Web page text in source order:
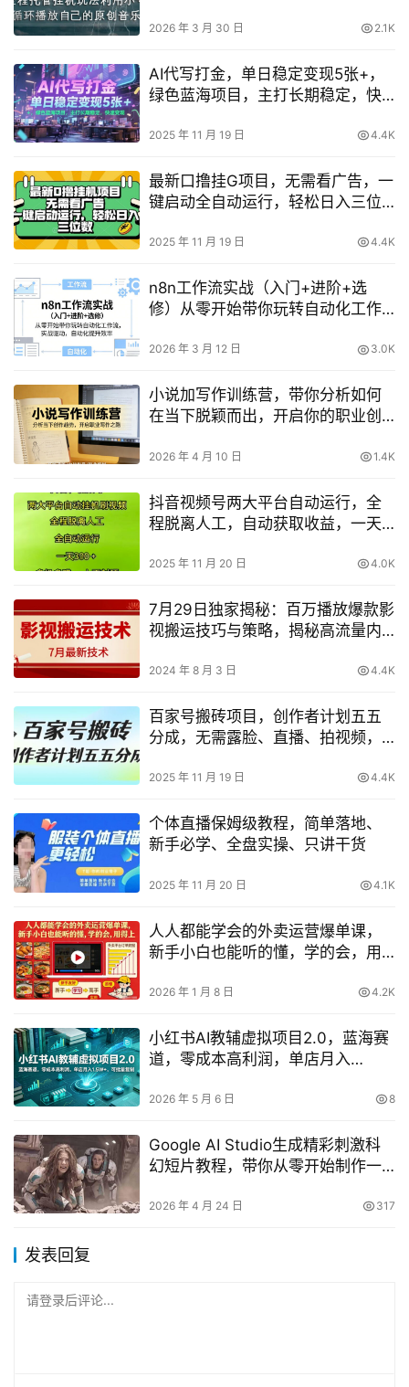
2026 年 3 月 30 日 2.1K
AI代写打金，单日稳定变现5张+，
绿色蓝海项目，主打长期稳定，快
2025 年 11 月 19 日 4.4K
最新口撸挂G项目，无需看广告，一
键启动全自动运行，轻松日入三位
2025 年 11 月 19 日 4.4K
n8n工作流实战（入门+进阶+选
修）从零开始带你玩转自动化工作
2026 年 3 月 12 日 3.0K
小说加写作训练营，带你分析如何
在当下脱颖而出，开启你的职业创
2026 年 4 月 10 日 1.4K
抖音视频号两大平台自动运行，全
程脱离人工，自动获取收益，一天3
2025 年 11 月 20 日 4.0K
7月29日独家揭秘：百万播放爆款影
视搬运技巧与策略，揭秘高流量内
2024 年 8 月 3 日 4.4K
百家号搬砖项目，创作者计划五五
分成，无需露脸、直播、拍视频，
2025 年 11 月 19 日 4.4K
个体直播保姆级教程，简单落地、
新手必学、全盘实操、只讲干货
2025 年 11 月 20 日 4.1K
人人都能学会的外卖运营爆单课，
新手小白也能听的懂，学的会，用
2026 年 1 月 8 日 4.2K
小红书AI教辅虚拟项目2.0，蓝海赛
道，零成本高利润，单店月入
2026 年 5 月 6 日 8
Google AI Studio生成精彩刺激科
幻短片教程，带你从零开始制作一
幕】
2026 年 4 月 24 日 317
发表回复
请登录后评论...